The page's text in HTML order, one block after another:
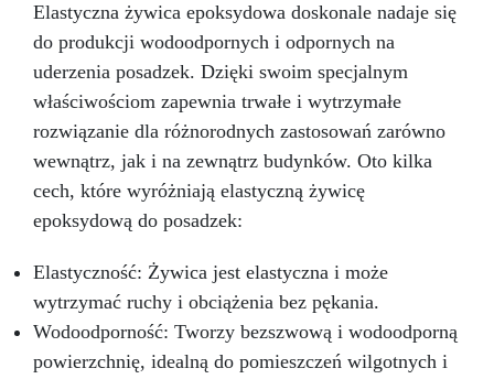
Elastyczna żywica epoksydowa doskonale nadaje się
do produkcji wodoodpornych i odpornych na
uderzenia posadzek. Dzięki swoim specjalnym
właściwościom zapewnia trwałe i wytrzymałe
rozwiązanie dla różnorodnych zastosowań zarówno
wewnątrz, jak i na zewnątrz budynków. Oto kilka
cech, które wyróżniają elastyczną żywicę
epoksydową do posadzek:
Elastyczność: Żywica jest elastyczna i może
wytrzymać ruchy i obciążenia bez pękania.
Wodoodporność: Tworzy bezszwową i wodoodporną
powierzchnię, idealną do pomieszczeń wilgotnych i